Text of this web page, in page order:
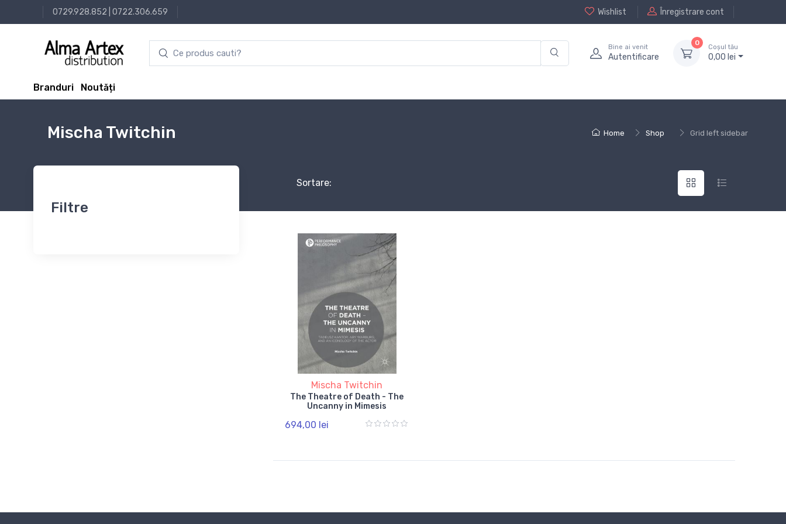
0729.928.852 0722.306.659 Wishlist Înregistrare cont
Bine ai venit
Autentificare
0
Coșul tău
0,00 lei
Branduri Noutăți
Home Shop Grid left sidebar
Mischa Twitchin
Filtre
Sortare:
Mischa Twitchin
The Theatre of Death - The
Uncanny in Mimesis
694,00 lei